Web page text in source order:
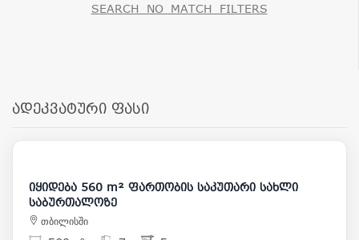
SEARCH_NO_MATCH_FILTERS
ადეკვატური ფასი
600 000
იყიდება 560 m² ფართობის საკუთარი სახლი
საბურთალოზე
თბილისში